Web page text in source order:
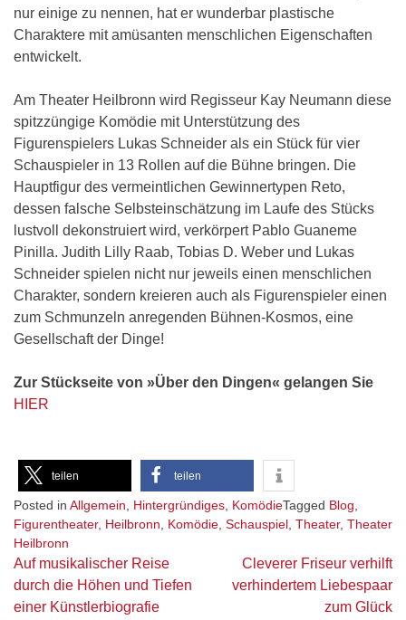
nur einige zu nennen, hat er wunderbar plastische
Charaktere mit amüsanten menschlichen Eigenschaften
entwickelt.
Am Theater Heilbronn wird Regisseur Kay Neumann diese
spitzzüngige Komödie mit Unterstützung des
Figurenspielers Lukas Schneider als ein Stück für vier
Schauspieler in 13 Rollen auf die Bühne bringen. Die
Hauptfigur des vermeintlichen Gewinnertypen Reto,
dessen falsche Selbsteinschätzung im Laufe des Stücks
lustvoll dekonstruiert wird, verkörpert Pablo Guaneme
Pinilla. Judith Lilly Raab, Tobias D. Weber und Lukas
Schneider spielen nicht nur jeweils einen menschlichen
Charakter, sondern kreieren auch als Figurenspieler einen
zum Schmunzeln anregenden Bühnen-Kosmos, eine
Gesellschaft der Dinge!
Zur Stückseite von »Über den Dingen« gelangen Sie
HIER
teilen teilen
Posted in Allgemein Hintergründiges KomödieTagged Blog
Figurentheater, Heilbronn Komödie Schauspiel Theater, Theater
Heilbronn
Beitragsnavigation
Auf musikalischer Reise
durch die Höhen und Tiefen
einer Künstlerbiografie
Cleverer Friseur verhilft
verhindertem Liebespaar
zum Glück